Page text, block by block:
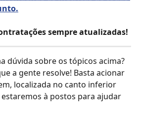
sempre atualizadas!
dúvida sobre os tópicos acima?
a gente resolve! Basta acionar
localizada no canto inferior
à postos para ajudar